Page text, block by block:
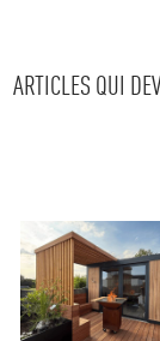
ARTICLES QUI